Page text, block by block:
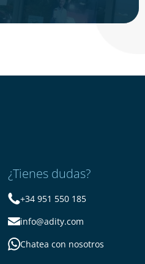
¿Tienes dudas?
+34 951 550 185
info@adity.com
Chatea con nosotros